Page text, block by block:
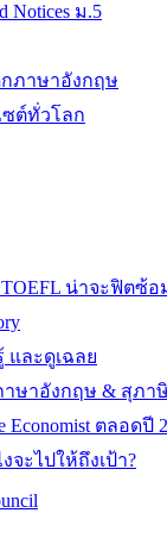
ม.5
ภาษาอังกฤษ
ซต์ทั่วโลก
น่าจะฟิตซ้อ
และดูเฉลย
ษาอังกฤษ & สุภ
ตลอดปี
จะไปให้ถึงเป้า?